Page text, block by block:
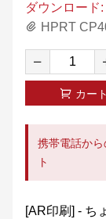
ダウンロード:
HPRT
カー
携帯電話か
ト
[AR印刷] - ち